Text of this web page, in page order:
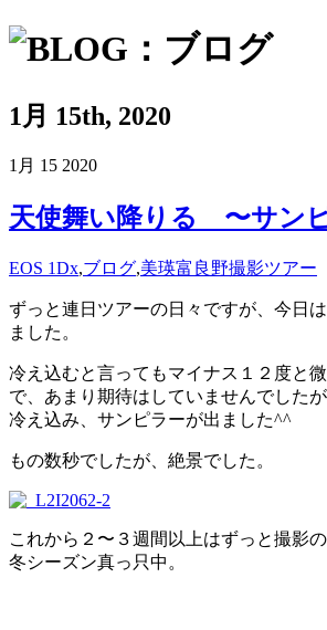
1月 15th, 2020
1月 15 2020
天使舞い降りる 〜サン
EOS 1Dx,ブログ,美瑛富良野撮影ツアー
ずっと連日ツアーの日々ですが、今日
ました。
冷え込むと言ってもマイナス１２度と
で、あまり期待はしていませんでした
冷え込み、サンピラーが出ました^^
もの数秒でしたが、絶景でした。
これから２〜３週間以上はずっと撮影
冬シーズン真っ只中。